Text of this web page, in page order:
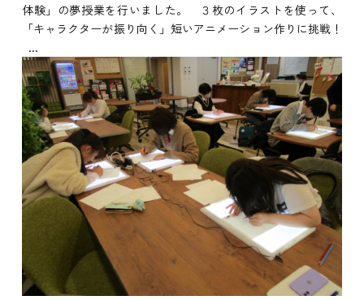
体験」の夢授業を行いました。 ３枚のイラストを使って、
「キャラクターが振り向く」短いアニメーション作りに挑戦！
...